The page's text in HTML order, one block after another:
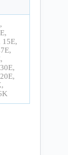
15E,